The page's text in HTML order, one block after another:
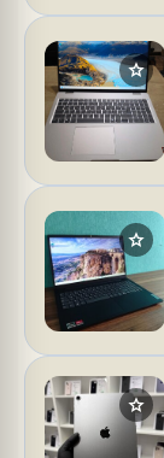
star
star
star